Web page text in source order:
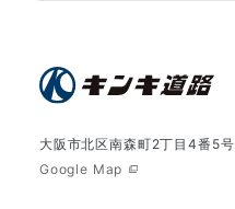
大阪市北区南森町2丁目4番5号
Google Map